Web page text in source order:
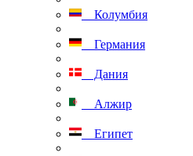
Колумбия
Германия
Дания
Алжир
Египет